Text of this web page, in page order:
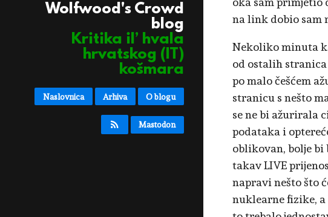
Wolfwood's Crowd
blog
Kritika il’ hvala
hrvatskog (IT)
košmara
Naslovnica Arhiva O blogu
Mastodon
na link dobio sam
Nekoliko minuta
od ostalih
po malo češćem
stranicu s nešto
se ne bi ažurirala
podataka i
oblikovan, bolje bi
takav LIVE
napravi nešto što
nuklearne fizike,